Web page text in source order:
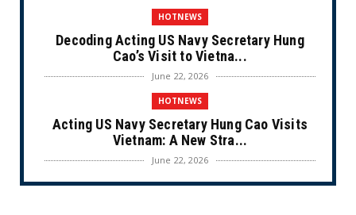
HOTNEWS
Decoding Acting US Navy Secretary Hung
Cao’s Visit to Vietna...
June 22, 2026
HOTNEWS
Acting US Navy Secretary Hung Cao Visits
Vietnam: A New Stra...
June 22, 2026
CULTURE